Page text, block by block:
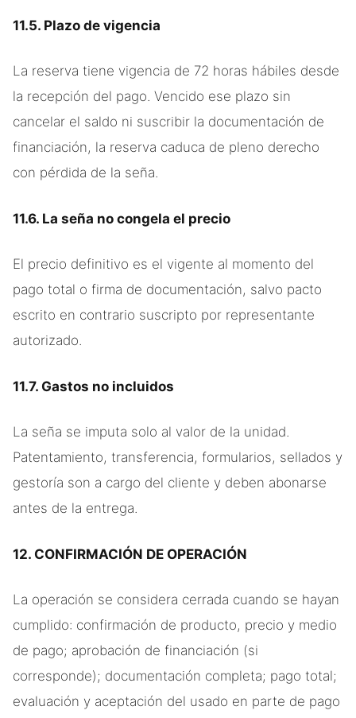
11.5. Plazo de vigencia
La reserva tiene vigencia de 72 horas hábiles desde
la recepción del pago. Vencido ese plazo sin
cancelar el saldo ni suscribir la documentación de
financiación, la reserva caduca de pleno derecho
con pérdida de la seña.
11.6. La seña no congela el precio
El precio definitivo es el vigente al momento del
pago total o firma de documentación, salvo pacto
escrito en contrario suscripto por representante
autorizado.
11.7. Gastos no incluidos
La seña se imputa solo al valor de la unidad.
Patentamiento, transferencia, formularios, sellados y
gestoría son a cargo del cliente y deben abonarse
antes de la entrega.
12. CONFIRMACIÓN DE OPERACIÓN
La operación se considera cerrada cuando se hayan
cumplido: confirmación de producto, precio y medio
de pago; aprobación de financiación (si
corresponde); documentación completa; pago total;
evaluación y aceptación del usado en parte de pago